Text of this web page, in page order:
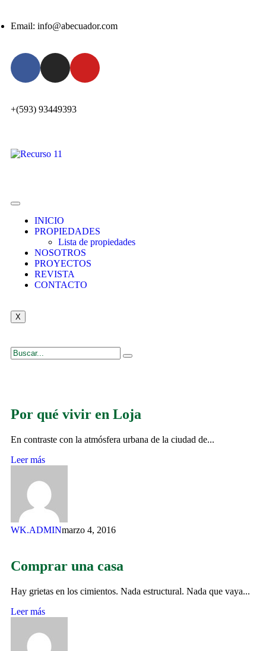
Email: info@abecuador.com
+(593) 93449393
INICIO
PROPIEDADES
Lista de propiedades
NOSOTROS
PROYECTOS
REVISTA
CONTACTO
X
Por qué vivir en Loja
En contraste con la atmósfera urbana de la ciudad de...
Leer más
WK.ADMINmarzo 4, 2016
Comprar una casa
Hay grietas en los cimientos. Nada estructural. Nada que vaya...
Leer más